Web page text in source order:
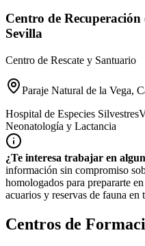
Centro de
Sevilla
Centro de Rescate y Santuario
Paraje Natural de la Vega,
Hospital de Especies Silvestres
Neonatología y Lactancia
¿Te interesa trabajar en
información sin compromiso
homologados para prepararte
acuarios y reservas de fauna en
Centros de